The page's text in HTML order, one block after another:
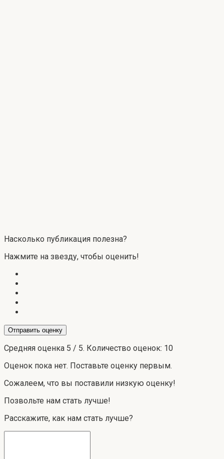
Насколько публикация полезна?
Нажмите на звезду, чтобы оценить!
Отправить оценку
Средняя оценка 5 / 5. Количество оценок: 10
Оценок пока нет. Поставьте оценку первым.
Сожалеем, что вы поставили низкую оценку!
Позвольте нам стать лучше!
Расскажите, как нам стать лучше?